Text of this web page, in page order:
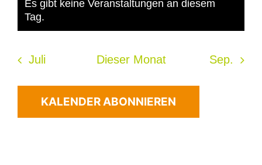
Hinweis
Es gibt keine Veranstaltungen an diesem
Tag.
Juli Dieser Monat Sep.
KALENDER ABONNIEREN